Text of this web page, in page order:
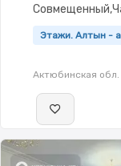
Этажи. Алтын -
Актюбинская обл.